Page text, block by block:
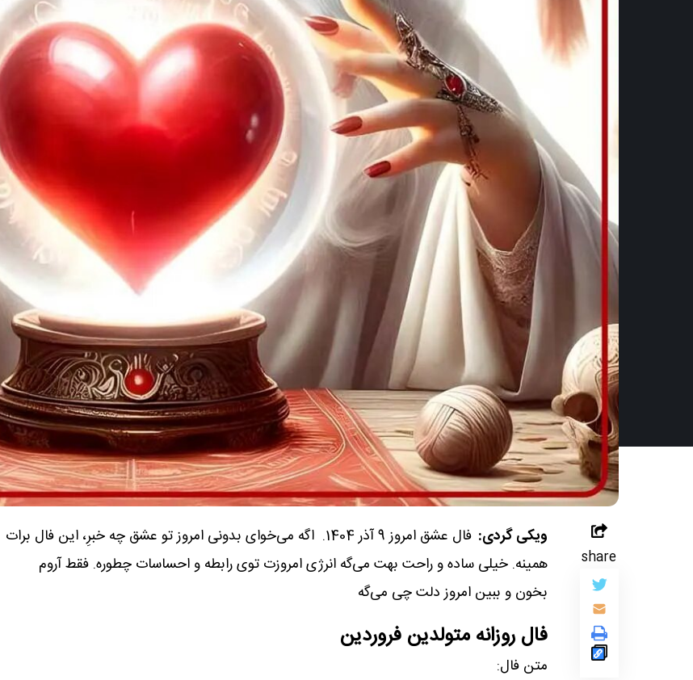
ویکی گردی:
فال عشق امروز 9 آذر 1404. اگه می‌خوای بدونی امروز تو عشق چه خبرِ، این فال برات
همینه. خیلی ساده و راحت بهت می‌گه انرژی امروزت توی رابطه‌ و احساسات چطوره. فقط آروم
بخون و ببین امروز دلت چی می‌گه
فال روزانه متولدین فروردین
متن فال:
share